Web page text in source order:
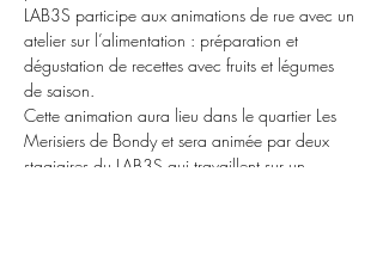
LAB3S participe aux animations de rue avec un
atelier sur l’alimentation : préparation et
dégustation de recettes avec fruits et légumes
de saison.
Cette animation aura lieu dans le quartier Les
Merisiers de Bondy et sera animée par deux
stagiaires du LAB3S qui travaillent sur un